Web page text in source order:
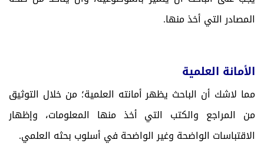
المصادر التي أخذ منها.
الأمانة العلمية
مما لاشك أن الباحث يظهر أمانته العلمية؛ من خلال التوثيق
من المراجع والكتب التي أخذ منها المعلومات، وإظهار
الاقتباسات الواضحة وغير الواضحة في أسلوب بحثه العلمي.